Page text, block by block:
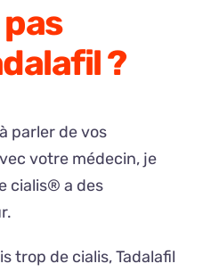
?
parler de vos
votre médecin, je
cialis® a des
trop de cialis, Tadalafil